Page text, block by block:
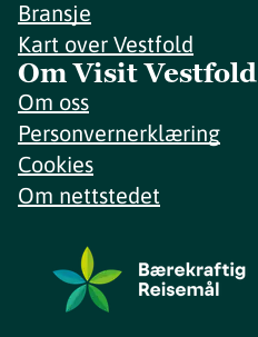
Bransje
Kart over Vestfold
Om Visit Vestfold
Om oss
Personvernerklæring
Cookies
Om nettstedet